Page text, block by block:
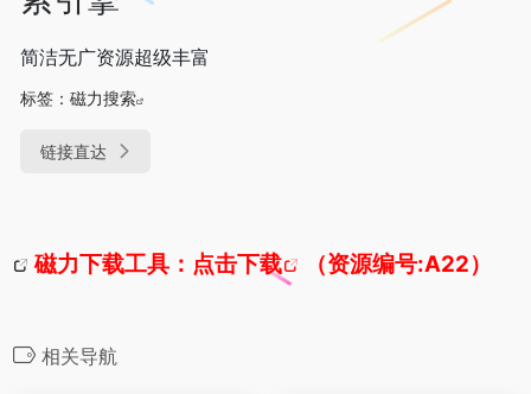
简洁无广资源超级丰富
标签： 磁力搜索
链接直达
磁力下载工具： 点击下载 （资源编号:A22）
相关导航